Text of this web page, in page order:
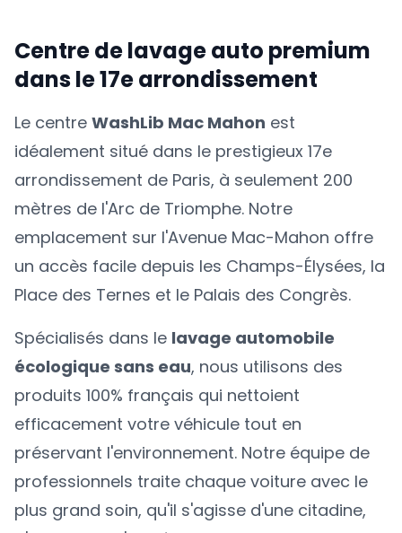
Centre de lavage auto premium
dans le 17e arrondissement
Le centre WashLib Mac Mahon est
idéalement situé dans le prestigieux 17e
arrondissement de Paris, à seulement 200
mètres de l'Arc de Triomphe. Notre
emplacement sur l'Avenue Mac-Mahon offre
un accès facile depuis les Champs-Élysées, la
Place des Ternes et le Palais des Congrès.
Spécialisés dans le lavage automobile
écologique sans eau, nous utilisons des
produits 100% français qui nettoient
efficacement votre véhicule tout en
préservant l'environnement. Notre équipe de
professionnels traite chaque voiture avec le
plus grand soin, qu'il s'agisse d'une citadine,